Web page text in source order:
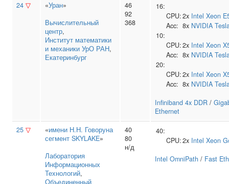
24 ▽ «Уран»
Вычислительный
центр,
Институт математики
и механики УрО РАН,
Екатеринбург
46
92
368
16:
CPU:2x Intel Xeon
Acc: 8x NVIDIA
10:
CPU:2x Intel Xeon
Acc: 8x NVIDIA
20:
CPU:2x Intel Xeon
Acc: 8x NVIDIA
Infiniband 4x DDR /
Ethernet
25 ▽ «имени Н.Н. Говоруна
сегмент SKYLAKE»
Лаборатория
Информационных
Технологий,
Объединенный
40
80
н/д
40:
CPU:2x Intel Xeon
Intel OmniPath / Fast